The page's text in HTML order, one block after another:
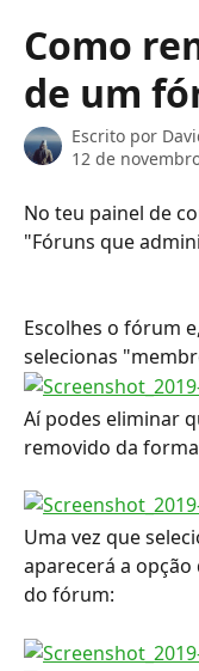
Como
de um
Escrito por
12 de
No teu painel de
"Fóruns que
Escolhes o fórum
selecionas
Aí podes eliminar
removido da
Uma vez que
aparecerá a
do fórum: